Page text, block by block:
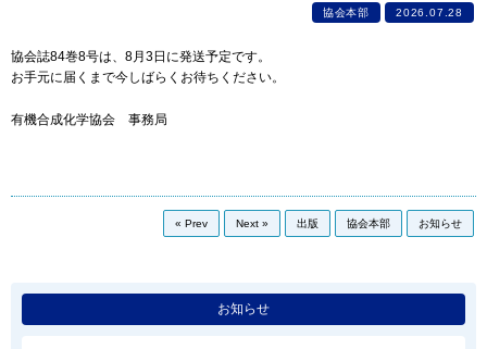
協会本部 2026.07.28
協会誌84巻8号は、8月3日に発送予定です。
お手元に届くまで今しばらくお待ちください。
有機合成化学協会 事務局
« Prev Next » 出版 協会本部 お知らせ
お知らせ